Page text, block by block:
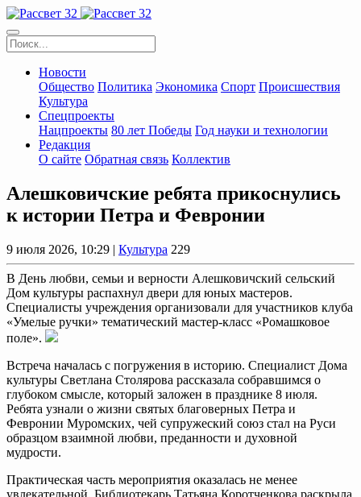
Новости
Общество Политика Экономика Спорт Происшествия
Культура
Спецпроекты
Нацпроекты 80 лет Победы Год науки и технологии
Редакция
О сайте Обратная связь Коллектив
Алешковичские ребята прикоснулись
к истории Петра и Февронии
9 июля 2026, 10:29 | Культура 229
В День любви, семьи и верности Алешковичский сельский
Дом культуры распахнул двери для юных мастеров.
Специалисты учреждения организовали для участников клуба
«Умелые ручки» тематический мастер-класс «Ромашковое
поле».
Встреча началась с погружения в историю. Специалист Дома
культуры Светлана Столярова рассказала собравшимся о
глубоком смысле, который заложен в празднике 8 июля.
Ребята узнали о жизни святых благоверных Петра и
Февронии Муромских, чей супружеский союз стал на Руси
образцом взаимной любви, преданности и духовной
мудрости.
Практическая часть мероприятия оказалась не менее
увлекательной. Библиотекарь Татьяна Коротченкова раскрыла